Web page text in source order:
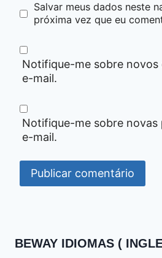
Salvar meus dados neste
próxima vez que eu
Notifique-me sobre
e-mail.
Notifique-me sobre novas
e-mail.
BEWAY IDIOMAS (